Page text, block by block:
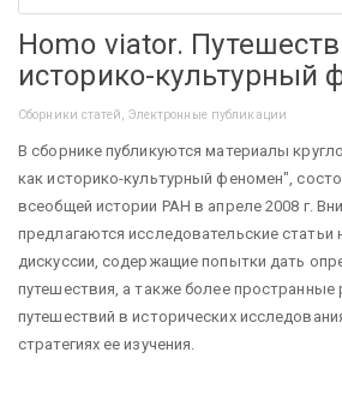
Homo viator.
историко-культурный
Сборники статей, Электронные публикации
В сборнике публикуются материалы
как историко-культурный феномен",
всеобщей истории РАН в апреле 2008 г.
предлагаются исследовательские статьи
дискуссии, содержащие попытки дать
путешествия, а также более
путешествий в исторических
стратегиях ее изучения.